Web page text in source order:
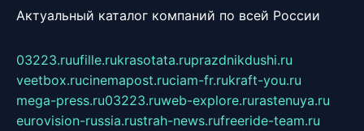
Актуальный каталог компаний по всей России
03223.ruufille.rukrasotata.ruprazdnikdushi.ru
veetbox.rucinemapost.ruciam-fr.rukraft-you.ru
mega-press.ru03223.ruweb-explore.rurastenuya.ru
eurovision-russia.rustrah-news.rufreeride-team.ru